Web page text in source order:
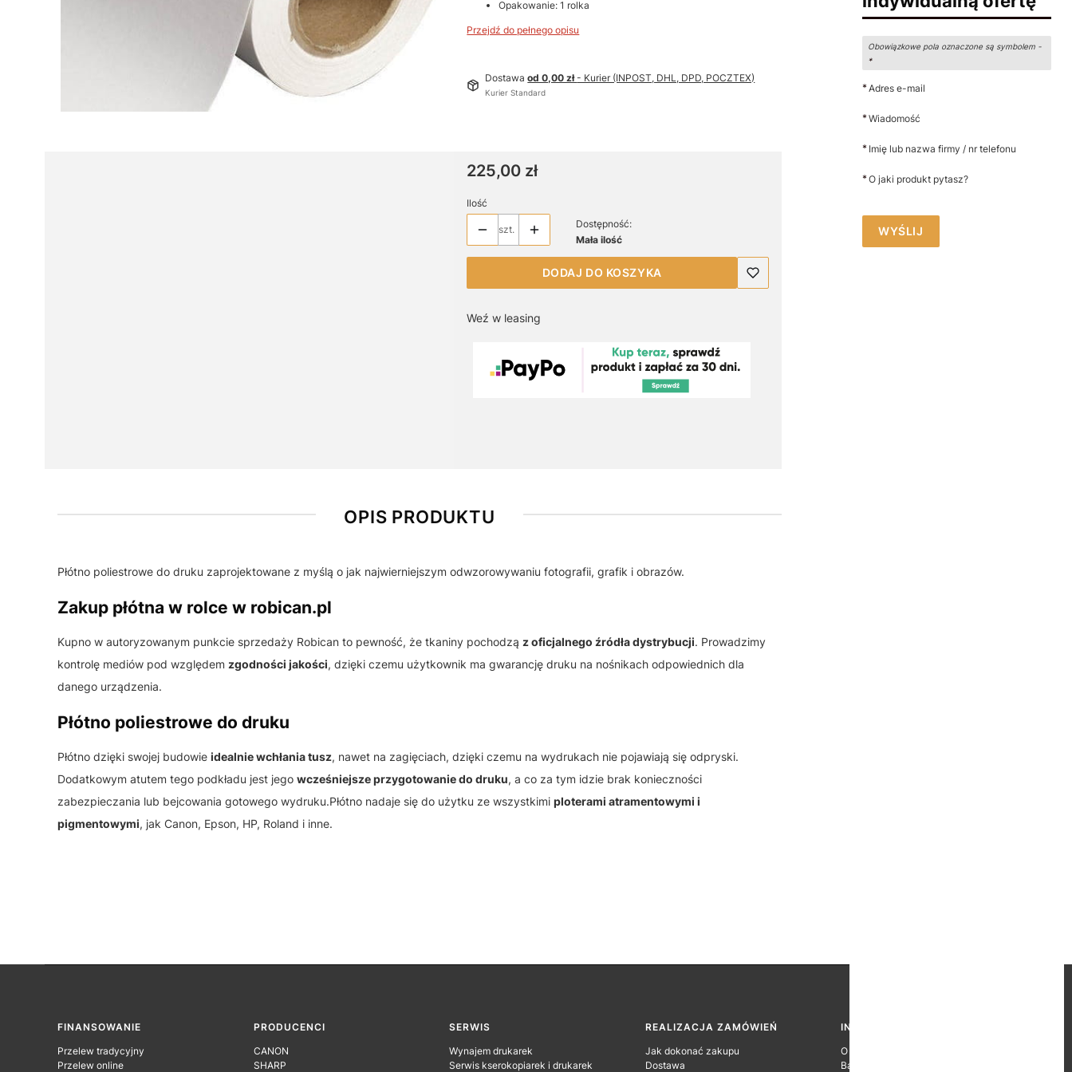
Opakowanie: 1 rolka
Przejdź do pełnego opisu
Dostawaod 0,00 zł- Kurier (INPOST, DHL, DPD, POCZTEX)
Kurier Standard
Cena
225,00 zł
Ilość
szt.
Dostępność:
Mała ilość
DODAJ DO KOSZYKA
Weź w leasing
OPIS PRODUKTU
Płótno poliestrowe do druku zaprojektowane z myślą o jak najwierniejszym odwzorowywaniu fotografii, grafik i obrazów.
Zakup płótna w rolce w robican.pl
Kupno w autoryzowanym punkcie sprzedaży Robican to pewność, że tkaniny pochodzą z oficjalnego źródła dystrybucji. Prowadzimy
kontrolę mediów pod względem zgodności jakości, dzięki czemu użytkownik ma gwarancję druku na nośnikach odpowiednich dla
danego urządzenia.
Płótno poliestrowe do druku
Płótno dzięki swojej budowie idealnie wchłania tusz, nawet na zagięciach, dzięki czemu na wydrukach nie pojawiają się odpryski.
Dodatkowym atutem tego podkładu jest jego wcześniejsze przygotowanie do druku, a co za tym idzie brak konieczności
zabezpieczania lub bejcowania gotowego wydruku.Płótno nadaje się do użytku ze wszystkimi ploterami atramentowymi i
pigmentowymi, jak Canon, Epson, HP, Roland i inne.
Obowiązkowe pola oznaczone są symbolem -
*
*Adres e-mail
*Wiadomość
* Imię lub nazwa firmy / nr telefonu
*O jaki produkt pytasz?
WYŚLIJ
Linki w stopce
FINANSOWANIE
Przelew tradycyjny
Przelew online
PRODUCENCI
CANON
SHARP
SERWIS
Wynajem drukarek
Serwis kserokopiarek i drukarek
REALIZACJA ZAMÓWIEŃ
Jak dokonać zakupu
Dostawa
INFORMACJE O FIRMIE
O firmie
Baza wiedzy